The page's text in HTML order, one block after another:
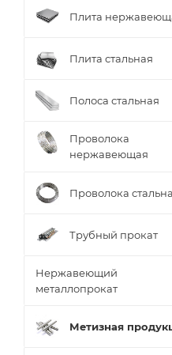
Плита
Плита стальная
Полоса стальная
Проволока
нержавеющая
Проволока
Трубный прокат
Нержавеющий
металлопрокат
Метизная